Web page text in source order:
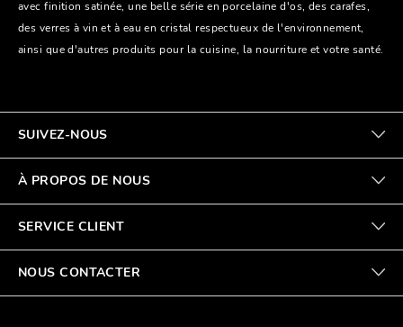
avec finition satinée, une belle série en porcelaine d'os, des carafes,
des verres à vin et à eau en cristal respectueux de l'environnement,
ainsi que d'autres produits pour la cuisine, la nourriture et votre santé.
SUIVEZ-NOUS
À PROPOS DE NOUS
SERVICE CLIENT
NOUS CONTACTER